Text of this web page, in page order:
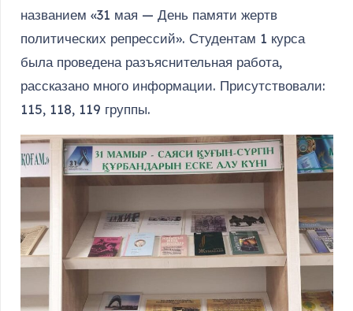
названием «31 мая — День памяти жертв
политических репрессий». Студентам 1 курса
была проведена разъяснительная работа,
рассказано много информации. Присутствовали:
115, 118, 119 группы.